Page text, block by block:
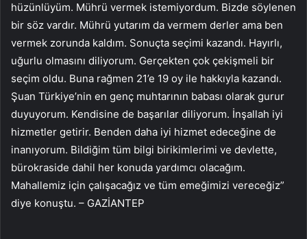
hüzünlüyüm. Mührü vermek istemiyordum. Bizde söylenen
bir söz vardır. Mührü yutarım da vermem derler ama ben
vermek zorunda kaldım. Sonuçta seçimi kazandı. Hayırlı,
uğurlu olmasını diliyorum. Gerçekten çok çekişmeli bir
seçim oldu. Buna rağmen 21’e 19 oy ile hakkıyla kazandı.
Şuan Türkiye’nin en genç muhtarının babası olarak gurur
duyuyorum. Kendisine de başarılar diliyorum. İnşallah iyi
hizmetler getirir. Benden daha iyi hizmet edeceğine de
inanıyorum. Bildiğim tüm bilgi birikimlerimi ve devlette,
bürokraside dahil her konuda yardımcı olacağım.
Mahallemiz için çalışacağız ve tüm emeğimizi vereceğiz”
diye konuştu. – GAZİANTEP